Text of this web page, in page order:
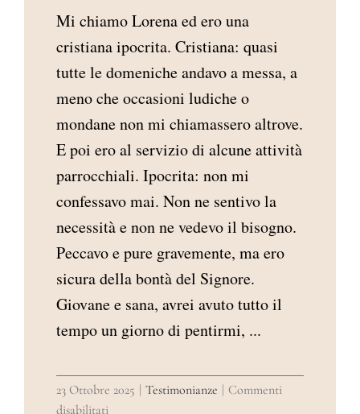
Mi chiamo Lorena ed ero una
cristiana ipocrita. Cristiana: quasi
tutte le domeniche andavo a messa, a
meno che occasioni ludiche o
mondane non mi chiamassero altrove.
E poi ero al servizio di alcune attività
parrocchiali. Ipocrita: non mi
confessavo mai. Non ne sentivo la
necessità e non ne vedevo il bisogno.
Peccavo e pure gravemente, ma ero
sicura della bontà del Signore.
Giovane e sana, avrei avuto tutto il
tempo un giorno di pentirmi, ...
23 Ottobre 2025 Testimonianze
Commenti
disabilitatisu